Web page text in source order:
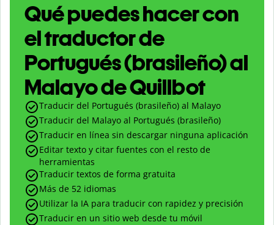
Qué puedes hacer con
el traductor de
Portugués (brasileño) al
Malayo de Quillbot
Traducir del Portugués (brasileño) al Malayo
Traducir del Malayo al Portugués (brasileño)
Traducir en línea sin descargar ninguna aplicación
Editar texto y citar fuentes con el resto de
herramientas
Traducir textos de forma gratuita
Más de 52 idiomas
Utilizar la IA para traducir con rapidez y precisión
Traducir en un sitio web desde tu móvil